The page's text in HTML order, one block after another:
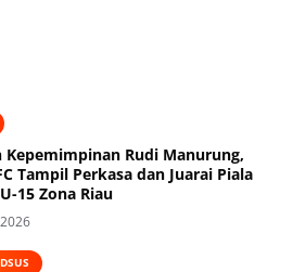
Kepemimpinan Rudi Manurung,
Tampil Perkasa dan Juarai Piala
15 Zona Riau